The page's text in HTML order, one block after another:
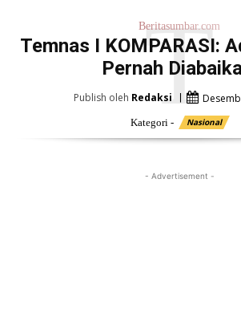
Beritasumbar.com
Temnas I KOMPARASI:
PernahT
Publish oleh Redaksi
Kategori - Nasional
- Advertisement -